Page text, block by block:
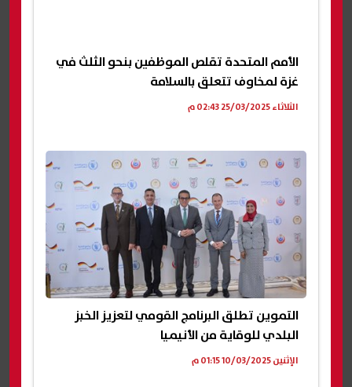
الأمم المتحدة تقلص الموظفين بنحو الثلث في
غزة لمخاوف تتعلق بالسلامة
الثلاثاء 25/03/2025 02:43 م
التموين تطلق البرنامج القومي لتعزيز الخبز
البلدي للوقاية من الأنيميا
الإثنين 10/03/2025 01:15 م